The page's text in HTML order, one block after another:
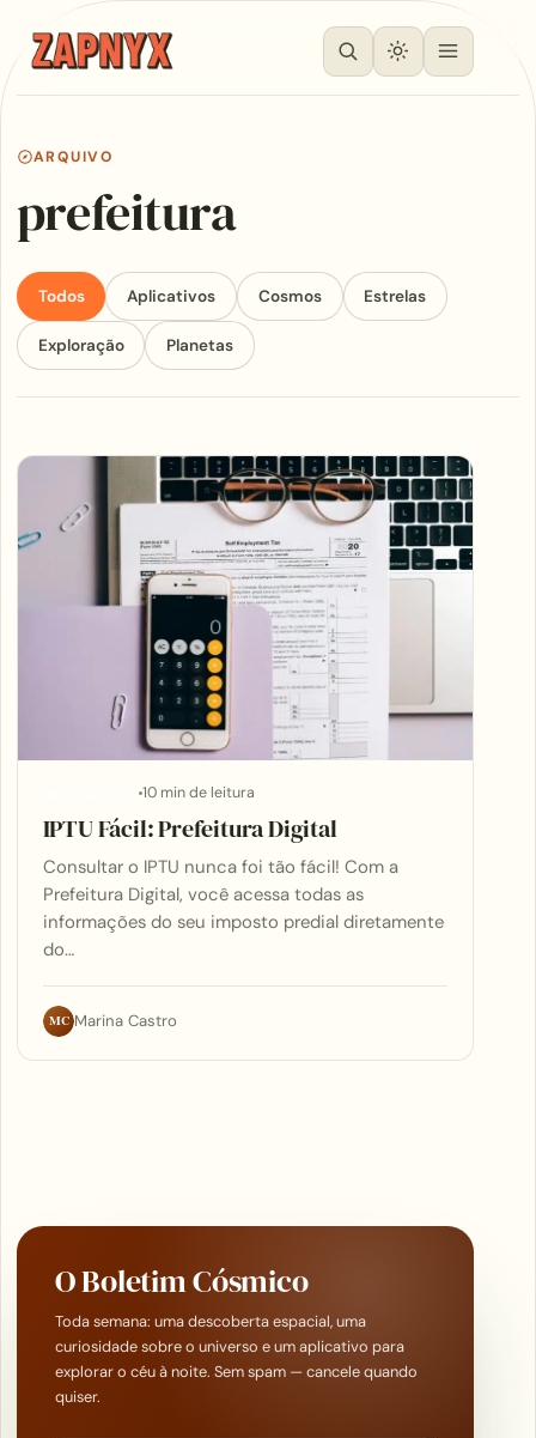
ARQUIVO
prefeitura
Todos Aplicativos Cosmos Estrelas
Exploração Planetas
Articles
10 min de leitura
IPTU Fácil: Prefeitura Digital
Consultar o IPTU nunca foi tão fácil! Com a
Prefeitura Digital, você acessa todas as
informações do seu imposto predial diretamente
do…
MC Marina Castro
O Boletim Cósmico
Toda semana: uma descoberta espacial, uma
curiosidade sobre o universo e um aplicativo para
explorar o céu à noite. Sem spam — cancele quando
quiser.